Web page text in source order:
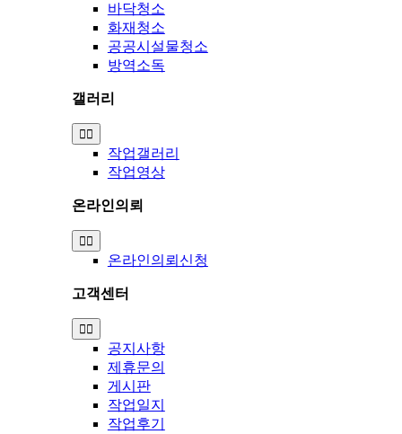
바닥청소
화재청소
공공시설물청소
방역소독
갤러리
Toggle
Navigation
작업갤러리
작업영상
온라인의뢰
Toggle
Navigation
온라인의뢰신청
고객센터
Toggle
Navigation
공지사항
제휴문의
게시판
작업일지
작업후기